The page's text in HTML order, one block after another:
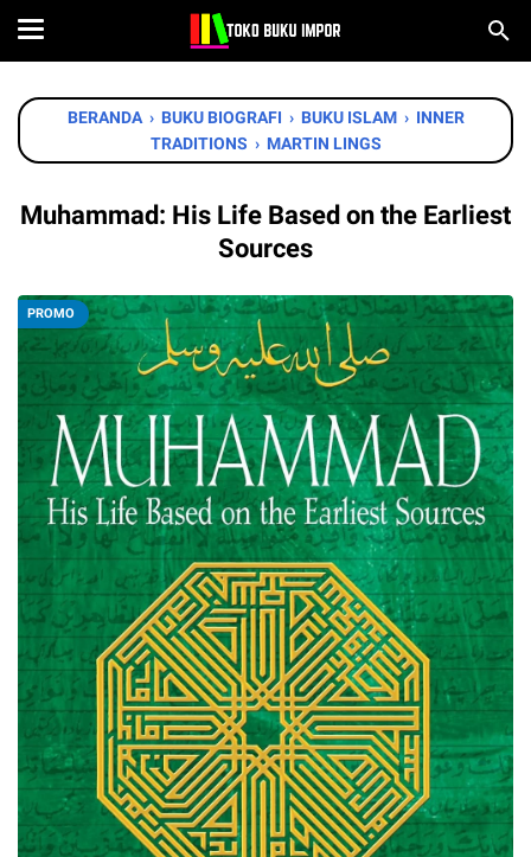
BERANDA › BUKU BIOGRAFI › BUKU ISLAM › INNER
TRADITIONS › MARTIN LINGS
Muhammad: His Life Based on the Earliest
Sources
PROMO